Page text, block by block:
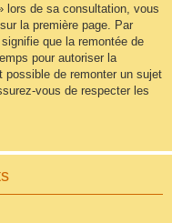
lors de sa consultation, vous
la première page. Par
que la remontée de
pour autoriser la
possible de remonter un sujet
vous de respecter les